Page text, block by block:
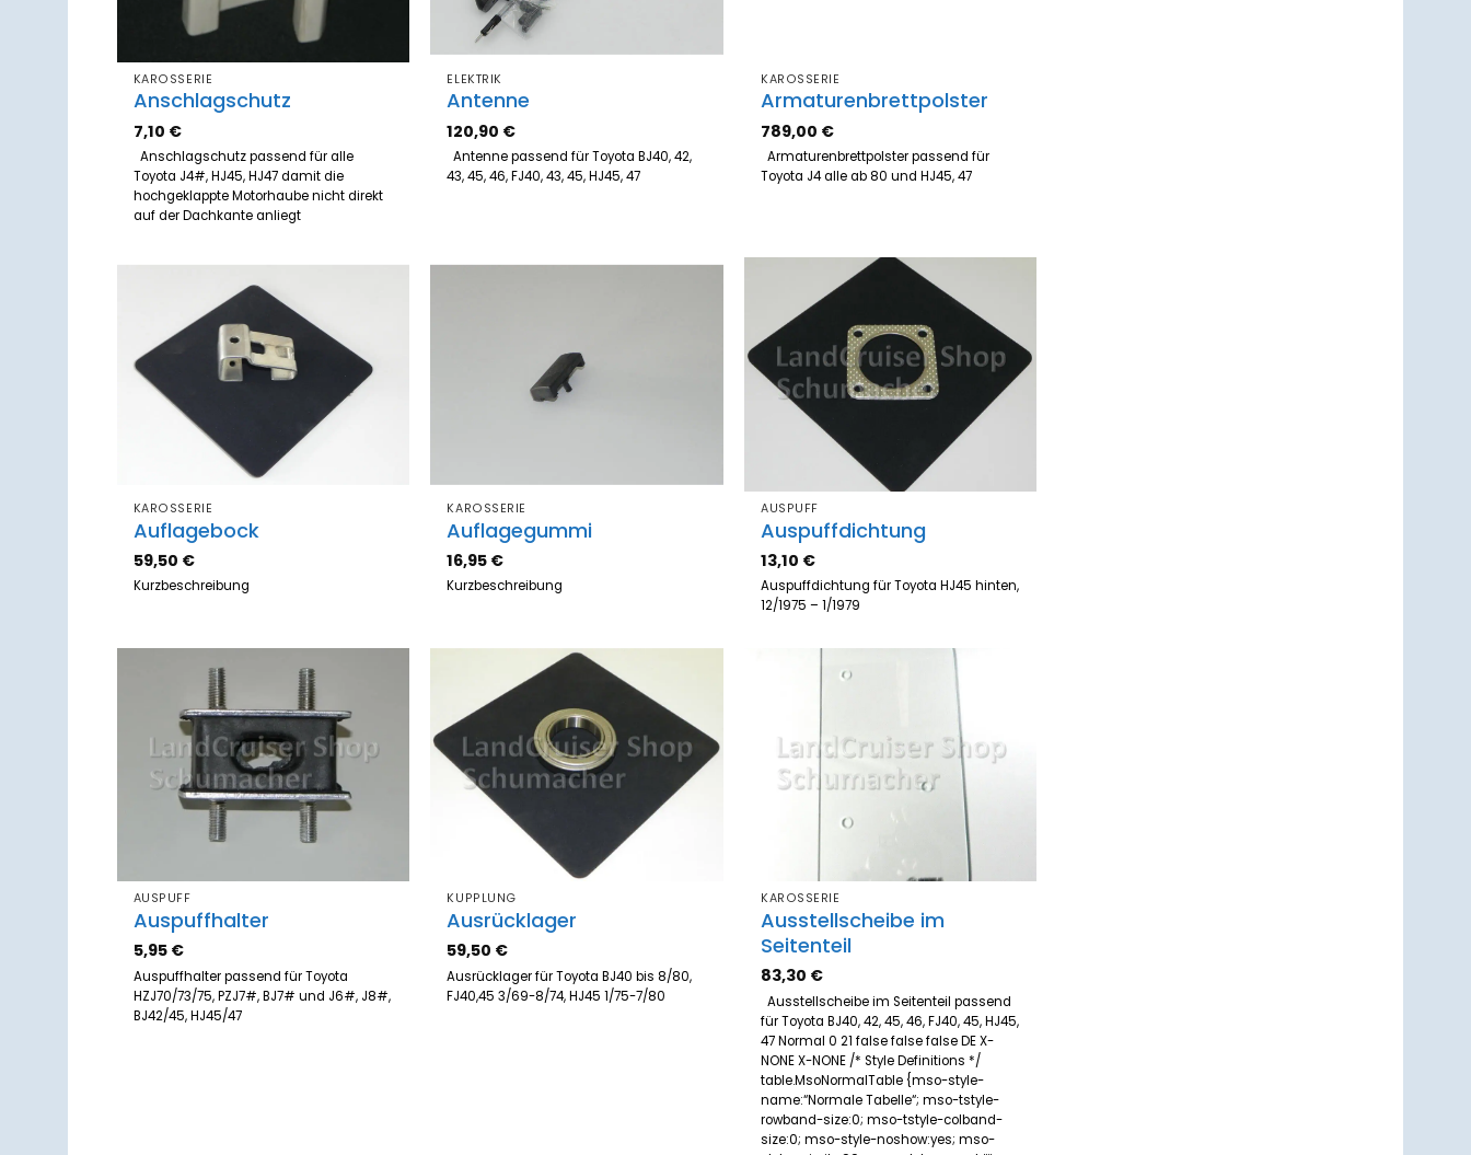
KAROSSERIE
Anschlagschutz
7,10 €
Anschlagschutz passend für alle
Toyota J4#, HJ45, HJ47 damit die
hochgeklappte Motorhaube nicht direkt
auf der Dachkante anliegt
ELEKTRIK
Antenne
120,90 €
Antenne passend für Toyota BJ40, 42,
43, 45, 46, FJ40, 43, 45, HJ45, 47
KAROSSERIE
Armaturenbrettpolster
789,00 €
Armaturenbrettpolster passend für
Toyota J4 alle ab 80 und HJ45, 47
Merkzettel
hinzufügen
KAROSSERIE
Auflagebock
59,50 €
Kurzbeschreibung
KAROSSERIE
Auflagegummi
16,95 €
Kurzbeschreibung
Zum
Merkzettel
hinzufügen
AUSPUFF
Auspuffdichtung
13,10 €
Auspuffdichtung für Toyota HJ45 hinten,
12/1975 – 1/1979
Zum
Merkzettel
hinzufügen
AUSPUFF
Auspuffhalter
5,95 €
Auspuffhalter passend für Toyota
HZJ70/73/75, PZJ7#, BJ7# und J6#, J8#,
BJ42/45, HJ45/47
Zum
Merkzettel
hinzufügen
KUPPLUNG
Ausrücklager
59,50 €
Ausrücklager für Toyota BJ40 bis 8/80,
FJ40,45 3/69-8/74, HJ45 1/75-7/80
Merkzettel
hinzufügen
KAROSSERIE
Ausstellscheibe im
Seitenteil
83,30 €
Ausstellscheibe im Seitenteil passend
für Toyota BJ40, 42, 45, 46, FJ40, 45, HJ45,
47 Normal 0 21 false false false DE X-
NONE X-NONE /* Style Definitions */
table.MsoNormalTable {mso-style-
name:“Normale Tabelle“; mso-tstyle-
rowband-size:0; mso-tstyle-colband-
size:0; mso-style-noshow:yes; mso-